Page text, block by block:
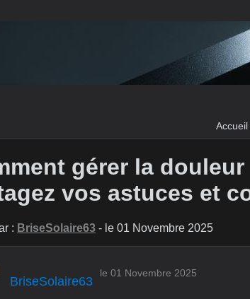
Accueil
gérer la
vos astuces et
: BriseSolaire63 - le 01 Novembre 2025
BriseSolaire63
le 01 Novembre 2025